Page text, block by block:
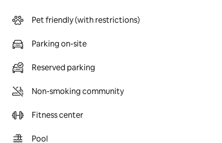
Pet friendly (with restrictions)
Parking on-site
Reserved parking
Non-smoking community
Fitness center
Pool